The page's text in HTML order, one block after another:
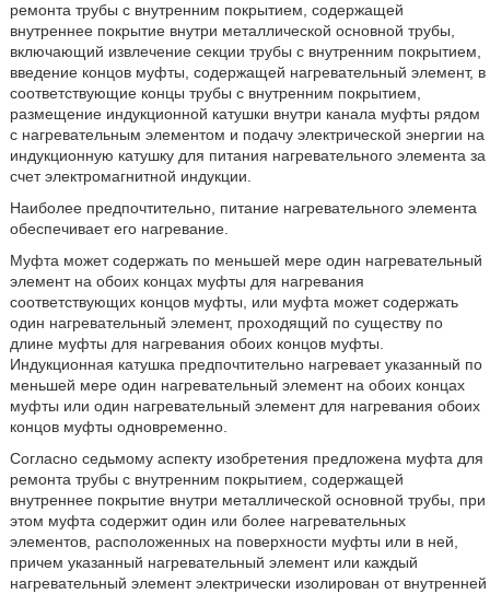
ремонта трубы с внутренним покрытием, содержащей
внутреннее покрытие внутри металлической основной трубы,
включающий извлечение секции трубы с внутренним покрытием,
введение концов муфты, содержащей нагревательный элемент, в
соответствующие концы трубы с внутренним покрытием,
размещение индукционной катушки внутри канала муфты рядом
с нагревательным элементом и подачу электрической энергии на
индукционную катушку для питания нагревательного элемента за
счет электромагнитной индукции.
Наиболее предпочтительно, питание нагревательного элемента
обеспечивает его нагревание.
Муфта может содержать по меньшей мере один нагревательный
элемент на обоих концах муфты для нагревания
соответствующих концов муфты, или муфта может содержать
один нагревательный элемент, проходящий по существу по
длине муфты для нагревания обоих концов муфты.
Индукционная катушка предпочтительно нагревает указанный по
меньшей мере один нагревательный элемент на обоих концах
муфты или один нагревательный элемент для нагревания обоих
концов муфты одновременно.
Согласно седьмому аспекту изобретения предложена муфта для
ремонта трубы с внутренним покрытием, содержащей
внутреннее покрытие внутри металлической основной трубы, при
этом муфта содержит один или более нагревательных
элементов, расположенных на поверхности муфты или в ней,
причем указанный нагревательный элемент или каждый
нагревательный элемент электрически изолирован от внутренней